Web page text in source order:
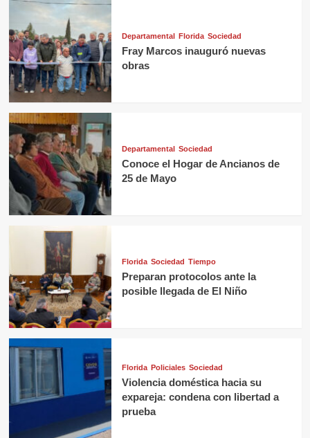
Departamental Florida Sociedad
Fray Marcos inauguró nuevas
obras
Departamental Sociedad
Conoce el Hogar de Ancianos de
25 de Mayo
Florida Sociedad Tiempo
Preparan protocolos ante la
posible llegada de El Niño
Florida Policiales Sociedad
Violencia doméstica hacia su
expareja: condena con libertad a
prueba